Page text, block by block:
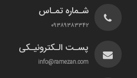
شـماره تمـاس
۰۹۳۸۹۳۸۳۳۴۲
پسـت الـکترونیـکی
info@ramezan.com